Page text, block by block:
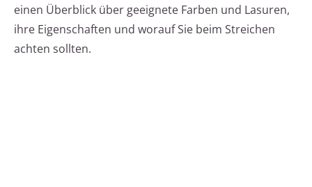
einen Überblick über geeignete Farben und Lasuren,
ihre Eigenschaften und worauf Sie beim Streichen
achten sollten.